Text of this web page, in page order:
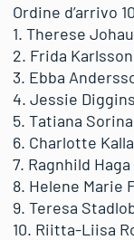
Ordine d’arrivo
1. Therese
2. Frida Karlsson
3. Ebba
4. Jessie Diggins
5. Tatiana Sorina
6. Charlotte Kalla
7. Ragnhild Haga
8. Helene Marie
9. Teresa
10. Riitta-Liisa